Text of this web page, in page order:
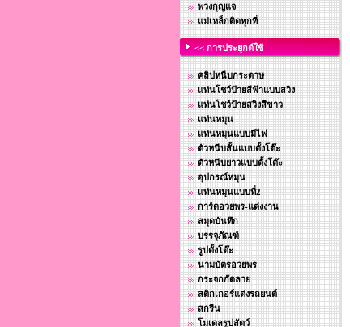
พวงกุญแจ
แม่เหล็กติดทุกที่
<< การประยุกต์ใช้
คลิปหนีบกระดาษ
แท่นโชว์ป้ายสีฟ้าแบบสวิง
แท่นโชว์ป้ายสวิงสีขาว
แท่นหมุน
แท่นหมุนแบบมีไฟ
ตัวหนีบสั้นแบบตั้งโต๊ะ
ตัวหนีบยาวแบบตั้งโต๊ะ
อุปกรณ์หมุน
แท่นหมุนแบบที่2
การ์ดอวยพร-แต่งงาน
สมุดบันทึก
บรรจุภัณฑ์
รูปตั้งโต๊ะ
นามบัตรอวยพร
กระจกกัดลาย
สติกเกอร์แต่งรถยนต์
สกรีน
โมเดลรูปสัตว์